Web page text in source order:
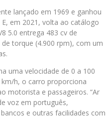
lançado em 1969 e ganhou
em 2021, volta ao catálogo
5.0 entrega 483 cv de
torque (4.900 rpm), com um
uma velocidade de 0 a 100
h, o carro proporciona
motorista e passageiros. “Ar
voz em português,
e outras facilidades com